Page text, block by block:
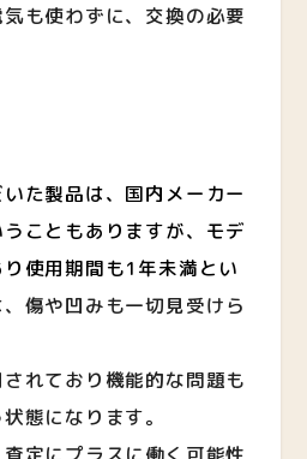
も使わずに、交換の必要
た製品は、国内メーカー
こともありますが、モデ
使用期間も1年未満とい
傷や凹みも一切見受けら
れており機能的な問題も
態になります。
定にプラスに働く可能性